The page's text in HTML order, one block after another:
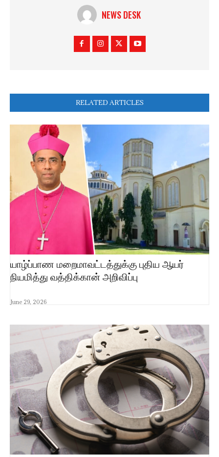
NEWS DESK
RELATED ARTICLES
யாழ்ப்பாண மறைமாவட்டத்துக்கு புதிய ஆயர்
நியமித்து வத்திக்கான் அறிவிப்பு
June 29, 2026